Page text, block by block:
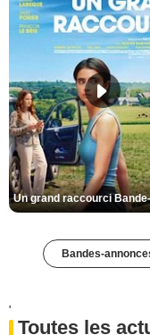
Bandes-
'
Toutes les